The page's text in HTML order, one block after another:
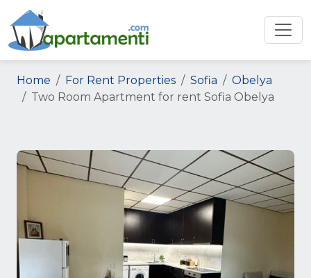
Home For Rent Properties Sofia
Obelya
Two Room Apartment for rent Sofia Obelya